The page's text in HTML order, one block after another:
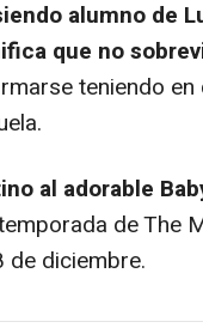
alumno de
que no
teniendo
al adorable
de The
de diciembre.